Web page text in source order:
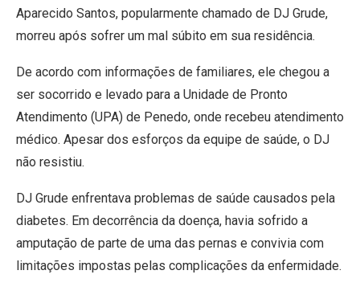
Aparecido Santos, popularmente chamado de DJ Grude,
morreu após sofrer um mal súbito em sua residência.
De acordo com informações de familiares, ele chegou a
ser socorrido e levado para a Unidade de Pronto
Atendimento (UPA) de Penedo, onde recebeu atendimento
médico. Apesar dos esforços da equipe de saúde, o DJ
não resistiu.
DJ Grude enfrentava problemas de saúde causados pela
diabetes. Em decorrência da doença, havia sofrido a
amputação de parte de uma das pernas e convivia com
limitações impostas pelas complicações da enfermidade.